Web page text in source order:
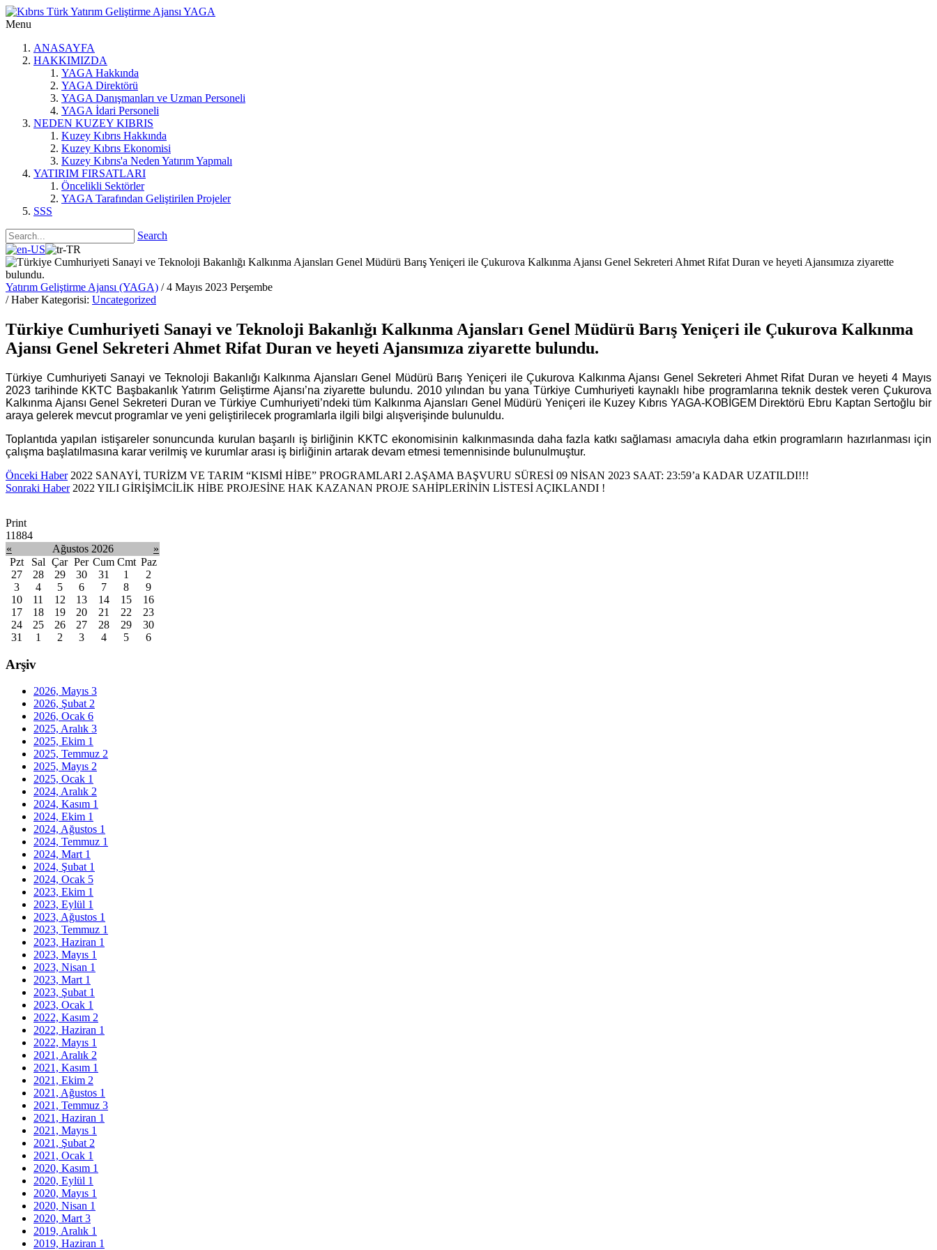
Menu
ANASAYFA
HAKKIMIZDA
YAGA Hakkında
YAGA Direktörü
YAGA Danışmanları ve Uzman Personeli
YAGA İdari Personeli
NEDEN KUZEY KIBRIS
Kuzey Kıbrıs Hakkında
Kuzey Kıbrıs Ekonomisi
Kuzey Kıbrıs'a Neden Yatırım Yapmalı
YATIRIM FIRSATLARI
Öncelikli Sektörler
YAGA Tarafından Geliştirilen Projeler
SSS
Search
Yatırım Geliştirme Ajansı (YAGA) / 4 Mayıs 2023 Perşembe
/ Haber Kategorisi: Uncategorized
Türkiye Cumhuriyeti Sanayi ve Teknoloji Bakanlığı Kalkınma Ajansları Genel Müdürü Barış Yeniçeri ile Çukurova Kalkınma
Ajansı Genel Sekreteri Ahmet Rifat Duran ve heyeti Ajansımıza ziyarette bulundu.
Türkiye Cumhuriyeti Sanayi ve Teknoloji Bakanlığı Kalkınma Ajansları Genel Müdürü Barış Yeniçeri ile Çukurova Kalkınma Ajansı Genel Sekreteri Ahmet Rifat Duran ve heyeti 4 Mayıs
2023 tarihinde KKTC Başbakanlık Yatırım Geliştirme Ajansı’na ziyarette bulundu. 2010 yılından bu yana Türkiye Cumhuriyeti kaynaklı hibe programlarına teknik destek veren Çukurova
Kalkınma Ajansı Genel Sekreteri Duran ve Türkiye Cumhuriyeti’ndeki tüm Kalkınma Ajansları Genel Müdürü Yeniçeri ile Kuzey Kıbrıs YAGA-KOBİGEM Direktörü Ebru Kaptan Sertoğlu bir
araya gelerek mevcut programlar ve yeni geliştirilecek programlarla ilgili bilgi alışverişinde bulunuldu.
Toplantıda yapılan istişareler sonuncunda kurulan başarılı iş birliğinin KKTC ekonomisinin kalkınmasında daha fazla katkı sağlaması amacıyla daha etkin programların hazırlanması için
çalışma başlatılmasına karar verilmiş ve kurumlar arası iş birliğinin artarak devam etmesi temennisinde bulunulmuştur.
Önceki Haber 2022 SANAYİ, TURİZM VE TARIM “KISMİ HİBE” PROGRAMLARI 2.AŞAMA BAŞVURU SÜRESİ 09 NİSAN 2023 SAAT: 23:59’a KADAR UZATILDI!!!
Sonraki Haber 2022 YILI GİRİŞİMCİLİK HİBE PROJESİNE HAK KAZANAN PROJE SAHİPLERİNİN LİSTESİ AÇIKLANDI !
Print
11884
«
Ağustos 2026
»
Pzt
Sal Çar Per Cum Cmt Paz
27
28 29 30 31 1
2
3
4 5 6 7 8
9
10
11 12 13 14 15
16
17
18 19 20 21 22
23
24
25 26 27 28 29
30
31
1 2 3 4 5 6
Arşiv
2026, Mayıs 3
2026, Şubat 2
2026, Ocak 6
2025, Aralık 3
2025, Ekim 1
2025, Temmuz 2
2025, Mayıs 2
2025, Ocak 1
2024, Aralık 2
2024, Kasım 1
2024, Ekim 1
2024, Ağustos 1
2024, Temmuz 1
2024, Mart 1
2024, Şubat 1
2024, Ocak 5
2023, Ekim 1
2023, Eylül 1
2023, Ağustos 1
2023, Temmuz 1
2023, Haziran 1
2023, Mayıs 1
2023, Nisan 1
2023, Mart 1
2023, Şubat 1
2023, Ocak 1
2022, Kasım 2
2022, Haziran 1
2022, Mayıs 1
2021, Aralık 2
2021, Kasım 1
2021, Ekim 2
2021, Ağustos 1
2021, Temmuz 3
2021, Haziran 1
2021, Mayıs 1
2021, Şubat 2
2021, Ocak 1
2020, Kasım 1
2020, Eylül 1
2020, Mayıs 1
2020, Nisan 1
2020, Mart 3
2019, Aralık 1
2019, Haziran 1